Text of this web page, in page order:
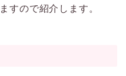
すので紹介します。